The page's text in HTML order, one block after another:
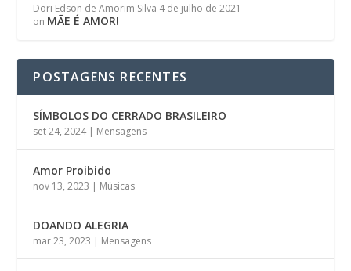
Dori Edson de Amorim Silva 4 de julho de 2021
on MÃE É AMOR!
POSTAGENS RECENTES
SÍMBOLOS DO CERRADO BRASILEIRO
set 24, 2024| Mensagens
Amor Proibido
nov 13, 2023 | Músicas
DOANDO ALEGRIA
mar 23, 2023 | Mensagens